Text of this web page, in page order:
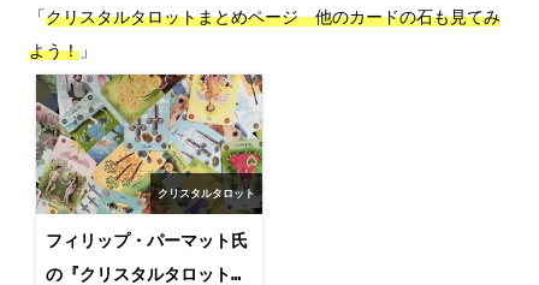
「クリスタルタロットまとめページ　他のカードの石も見てみ
よう！ 」
クリスタルタロット
フィリップ・パーマット氏
の『クリスタルタロット』